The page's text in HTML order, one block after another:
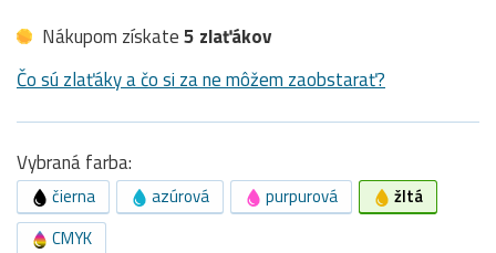
Nákupom získate5 zlaťákov
Čo sú zlaťáky a čo si za ne môžem zaobstarať?
Vybraná farba:
čierna azúrová purpurová
žltá
CMYK